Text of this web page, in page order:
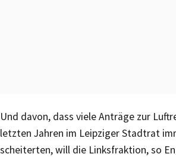
Und davon, dass viele Anträge zur
letzten Jahren im Leipziger Stadtrat
scheiterten, will die Linksfraktion, so